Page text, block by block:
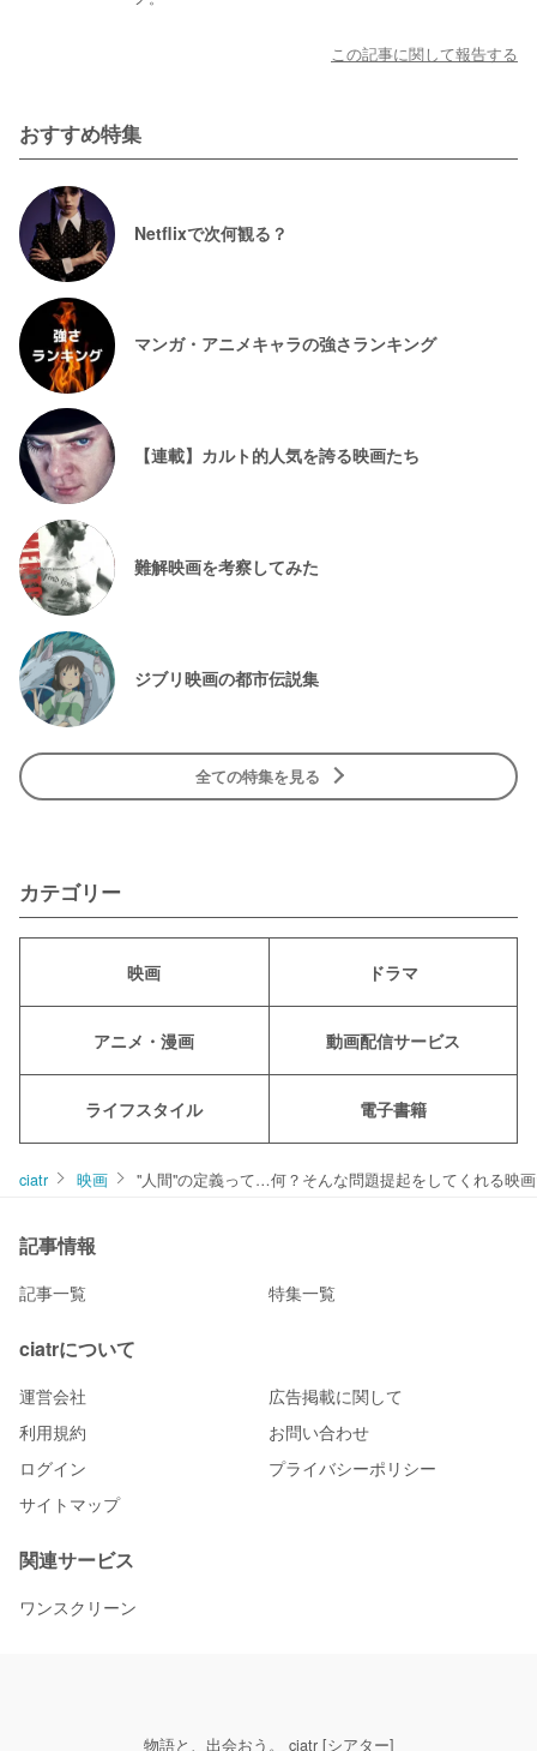
この記事に関して報告する
おすすめ特集
Netflixで次何観る？
マンガ・アニメキャラの強さランキング
【連載】カルト的人気を誇る映画たち
難解映画を考察してみた
ジブリ映画の都市伝説集
全ての特集を見る
カテゴリー
映画 ドラマ
アニメ・漫画 動画配信サービス
ライフスタイル 電子書籍
ciatr 映画 "人間"の定義って…何？そんな問題提起をしてくれる映
記事情報
記事一覧 特集一覧
ciatrについて
運営会社
広告掲載に関して
利用規約
お問い合わせ
ログイン
プライバシーポリシー
サイトマップ
関連サービス
ワンスクリーン
物語と、出会おう。 ciatr [シアター]